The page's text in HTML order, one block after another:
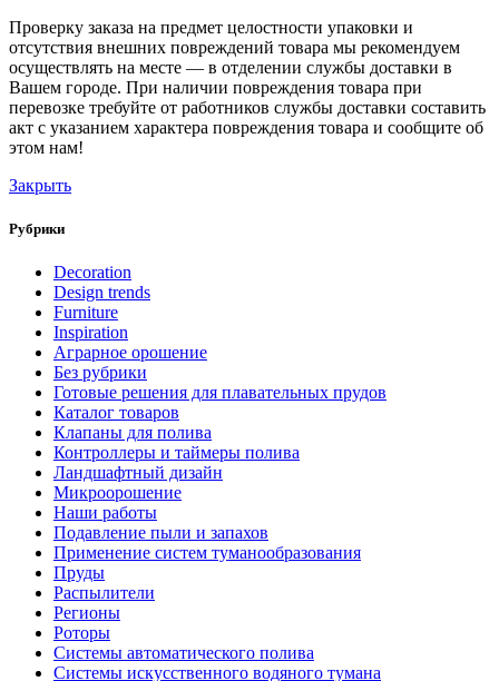
Проверку заказа на предмет целостности упаковки и
отсутствия внешних повреждений товара мы рекомендуем
осуществлять на месте — в отделении службы доставки в
Вашем городе. При наличии повреждения товара при
перевозке требуйте от работников службы доставки составить
акт с указанием характера повреждения товара и сообщите об
этом нам!
Закрыть
Рубрики
Decoration
Design trends
Furniture
Inspiration
Аграрное орошение
Без рубрики
Готовые решения для плавательных прудов
Каталог товаров
Клапаны для полива
Контроллеры и таймеры полива
Ландшафтный дизайн
Микроорошение
Наши работы
Подавление пыли и запахов
Применение систем туманообразования
Пруды
Распылители
Регионы
Роторы
Системы автоматического полива
Системы искусственного водяного тумана